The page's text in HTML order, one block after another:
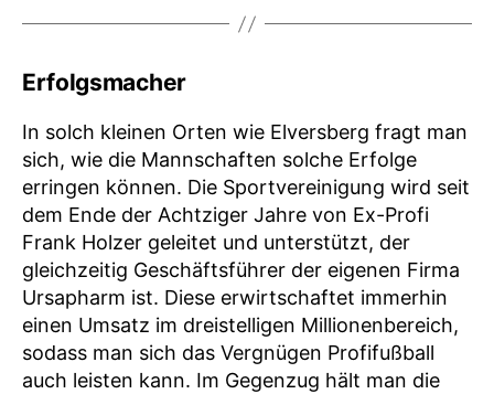
Erfolgsmacher
In solch kleinen Orten wie Elversberg fragt man
sich, wie die Mannschaften solche Erfolge
erringen können. Die Sportvereinigung wird seit
dem Ende der Achtziger Jahre von Ex-Profi
Frank Holzer geleitet und unterstützt, der
gleichzeitig Geschäftsführer der eigenen Firma
Ursapharm ist. Diese erwirtschaftet immerhin
einen Umsatz im dreistelligen Millionenbereich,
sodass man sich das Vergnügen Profifußball
auch leisten kann. Im Gegenzug hält man die